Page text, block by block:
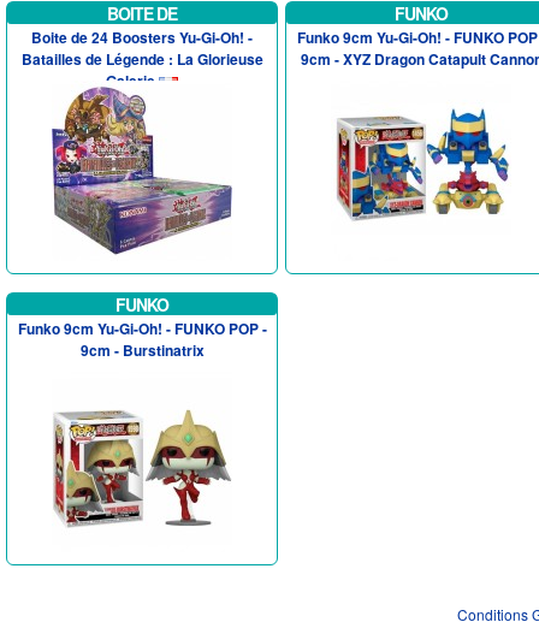
BOITE DE
Boite de 24 Boosters Yu-Gi-Oh! -
Batailles de Légende : La Glorieuse
Galerie
FUNKO
Funko 9cm Yu-Gi-Oh! - FUNKO
9cm - XYZ Dragon Catapult
FUNKO
Funko 9cm Yu-Gi-Oh! - FUNKO POP -
9cm - Burstinatrix
Conditions